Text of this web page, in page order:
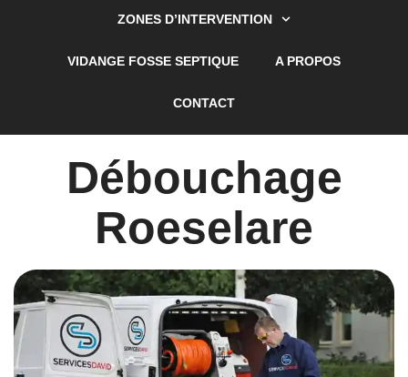
ZONES D’INTERVENTION
VIDANGE FOSSE SEPTIQUE A PROPOS
CONTACT
Débouchage
Roeselare